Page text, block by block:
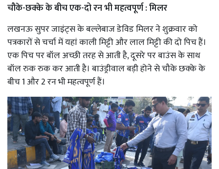
चौके-छक्के के बीच एक-दो रन भी महत्वपूर्ण : मिलर
लखनऊ सुपर जाइंट्स के बल्लेबाज डेविड मिलर ने शुक्रवार को
पत्रकारों से चर्चा में यहां काली मिट्टी और लाल मिट्टी की दो पिच हैं।
एक पिच पर बॉल अच्छी तरह से आती है, दूसरे पर बाउंस के साथ
बॉल रुक रुक कर आती है। बाउंड्रीवाल बड़ी होने से चौके छक्के के
बीच 1 और 2 रन भी महत्वपूर्ण हैं।